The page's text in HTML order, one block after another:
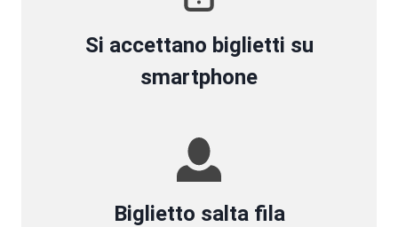
Si accettano biglietti su
smartphone
Biglietto salta fila